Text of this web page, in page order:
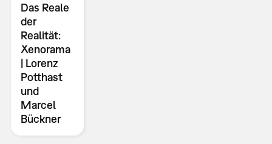
Das Reale
der
Realität:
Xenorama
| Lorenz
Potthast
und
Marcel
Bückner